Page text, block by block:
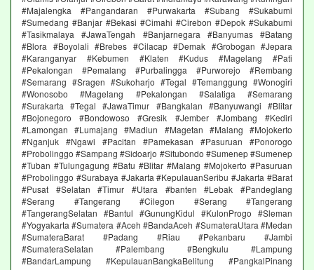
#Majalengka #Pangandaran #Purwakarta #Subang #Sukabumi
#Sumedang #Banjar #Bekasi #Cimahi #Cirebon #Depok #Sukabumi
#Tasikmalaya #JawaTengah #Banjarnegara #Banyumas #Batang
#Blora #Boyolali #Brebes #Cilacap #Demak #Grobogan #Jepara
#Karanganyar #Kebumen #Klaten #Kudus #Magelang #Pati
#Pekalongan #Pemalang #Purbalingga #Purworejo #Rembang
#Semarang #Sragen #Sukoharjo #Tegal #Temanggung #Wonogiri
#Wonosobo #Magelang #Pekalongan #Salatiga #Semarang
#Surakarta #Tegal #JawaTimur #Bangkalan #Banyuwangi #Blitar
#Bojonegoro #Bondowoso #Gresik #Jember #Jombang #Kediri
#Lamongan #Lumajang #Madiun #Magetan #Malang #Mojokerto
#Nganjuk #Ngawi #Pacitan #Pamekasan #Pasuruan #Ponorogo
#Probolinggo #Sampang #Sidoarjo #Situbondo #Sumenep #Sumenep
#Tuban #Tulungagung #Batu #Blitar #Malang #Mojokerto #Pasuruan
#Probolinggo #Surabaya #Jakarta #KepulauanSeribu #Jakarta #Barat
#Pusat #Selatan #Timur #Utara #banten #Lebak #Pandeglang
#Serang #Tangerang #Cilegon #Serang #Tangerang
#TangerangSelatan #Bantul #GunungKidul #KulonProgo #Sleman
#Yogyakarta #Sumatera #Aceh #BandaAceh #SumateraUtara #Medan
#SumateraBarat #Padang #Riau #Pekanbaru #Jambi
#SumateraSelatan #Palembang #Bengkulu #Lampung
#BandarLampung #KepulauanBangkaBelitung #PangkalPinang